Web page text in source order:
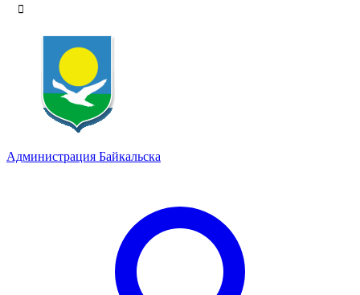
Администрация Байкальска